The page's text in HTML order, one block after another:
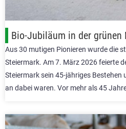
Bio-Jubiläum in der grünen
Aus 30 mutigen Pionieren wurde die
Steiermark. Am 7. März 2026 feierte
Steiermark sein 45-jähriges Bestehen
an dabei waren. Vor mehr als 45